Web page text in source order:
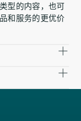
型的内容，也可
和服务的更优价